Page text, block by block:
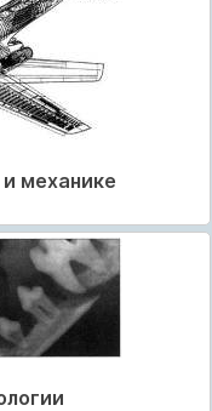
механике